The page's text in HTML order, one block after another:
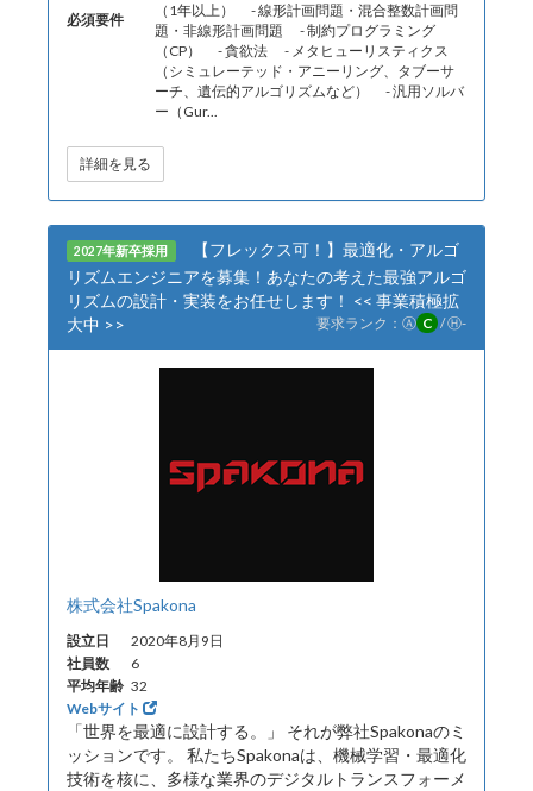
必須要件
（1年以上） - 線形計画問題・混合整数計画問
題・非線形計画問題 - 制約プログラミング
（CP） - 貪欲法 - メタヒューリスティクス
（シミュレーテッド・アニーリング、タブーサ
ーチ、遺伝的アルゴリズムなど） - 汎用ソルバ
ー（Gur...
詳細を見る
2027年新卒採用
【フレックス可！】最適化・アルゴ
リズムエンジニアを募集！あなたの考えた最強アルゴ
リズムの設計・実装をお任せします！ << 事業積極拡
大中 >>
要求ランク： Ⓐ C /Ⓗ-
株式会社Spakona
設立日
2020年8月9日
社員数
6
平均年齢 32
Webサイト
「世界を最適に設計する。」 それが弊社Spakonaのミ
ッションです。 私たちSpakonaは、機械学習・最適化
技術を核に、多様な業界のデジタルトランスフォーメ